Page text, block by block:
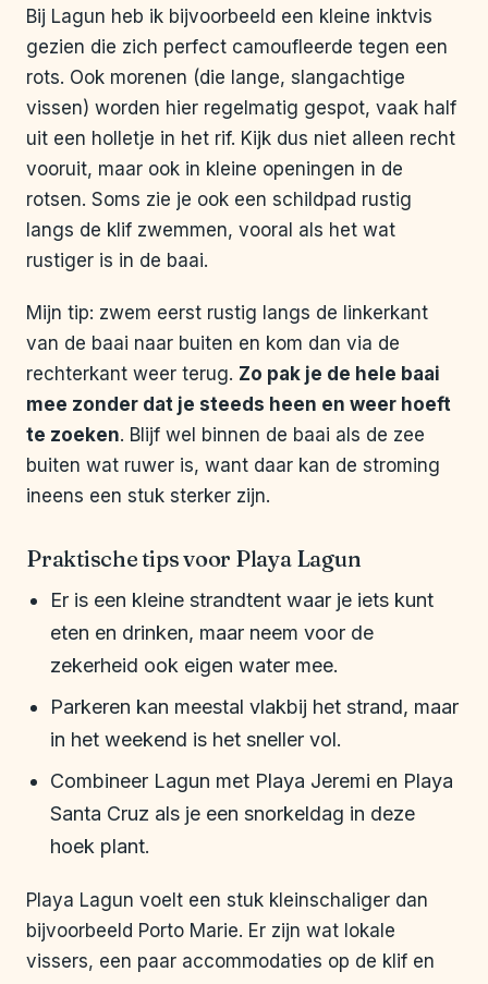
Bij Lagun heb ik bijvoorbeeld een kleine inktvis
gezien die zich perfect camoufleerde tegen een
rots. Ook morenen (die lange, slangachtige
vissen) worden hier regelmatig gespot, vaak half
uit een holletje in het rif. Kijk dus niet alleen recht
vooruit, maar ook in kleine openingen in de
rotsen. Soms zie je ook een schildpad rustig
langs de klif zwemmen, vooral als het wat
rustiger is in de baai.
Mijn tip: zwem eerst rustig langs de linkerkant
van de baai naar buiten en kom dan via de
rechterkant weer terug. Zo pak je de hele baai
mee zonder dat je steeds heen en weer hoeft
te zoeken. Blijf wel binnen de baai als de zee
buiten wat ruwer is, want daar kan de stroming
ineens een stuk sterker zijn.
Praktische tips voor Playa Lagun
Er is een kleine strandtent waar je iets kunt
eten en drinken, maar neem voor de
zekerheid ook eigen water mee.
Parkeren kan meestal vlakbij het strand, maar
in het weekend is het sneller vol.
Combineer Lagun met Playa Jeremi en Playa
Santa Cruz als je een snorkeldag in deze
hoek plant.
Playa Lagun voelt een stuk kleinschaliger dan
bijvoorbeeld Porto Marie. Er zijn wat lokale
vissers, een paar accommodaties op de klif en